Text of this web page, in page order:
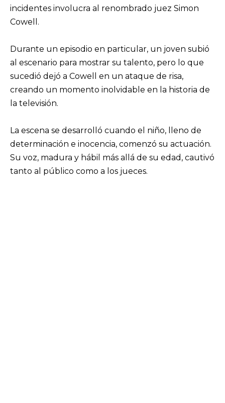
incidentes involucra al renombrado juez Simon
Cowell.
Durante un episodio en particular, un joven subió
al escenario para mostrar su talento, pero lo que
sucedió dejó a Cowell en un ataque de risa,
creando un momento inolvidable en la historia de
la televisión.
La escena se desarrolló cuando el niño, lleno de
determinación e inocencia, comenzó su actuación.
Su voz, madura y hábil más allá de su edad, cautivó
tanto al público como a los jueces.